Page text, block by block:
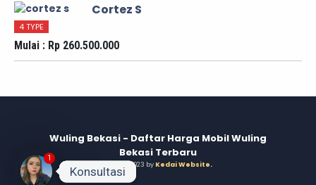
Cortez S
4 TYPE
Mulai : Rp 260.500.000
Wuling Bekasi - Daftar Harga Mobil Wuling
Bekasi Terbaru
© 2015 - 2023 by Kedai Website.
1
Konsultasi
Konsultasi